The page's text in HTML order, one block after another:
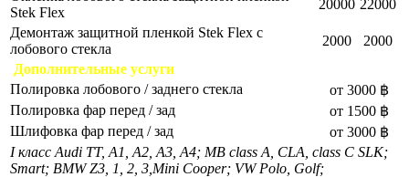
Stek Flex
20000 22000
Демонтаж защитной пленкой Stek Flex с
лобового стекла
2000
2000
Дополнительные услуги
Полировка лобового / заднего стекла
от 3000 ฿
Полировка фар перед / зад
от 1500 ฿
Шлифовка фар перед / зад
от 3000 ฿
I класс Audi TT, А1, A2, A3, A4; MB class A, CLA, class C SLK;
Smart; BMW Z3, 1, 2, 3,Mini Cooper; VW Polo, Golf;